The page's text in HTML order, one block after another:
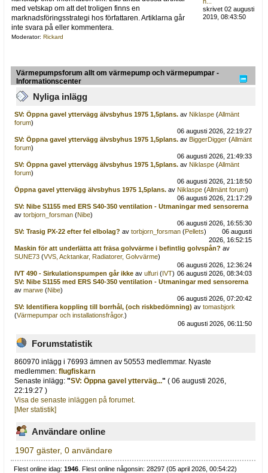
med vetskap om att det troligen finns en
marknadsföringsstrategi hos författaren. Artiklarna går
inte svara på eller kommentera.
Moderator: Rickard
skrivet 02 augusti
2019, 08:43:50
Värmepumpsforum allt om värmepump och värmepumpar -
Informationscenter
Nyliga inlägg
SV: Öppna gavel yttervägg älvsbyhus 1975 1,5plans.av Niklaspe(Allmänt
forum)
06 augusti 2026, 22:19:27
SV: Öppna gavel yttervägg älvsbyhus 1975 1,5plans.av BiggerDigger(Allmänt
forum)
06 augusti 2026, 21:49:33
SV: Öppna gavel yttervägg älvsbyhus 1975 1,5plans.av Niklaspe(Allmänt
forum)
06 augusti 2026, 21:18:50
Öppna gavel yttervägg älvsbyhus 1975 1,5plans.av Niklaspe(Allmänt forum)
06 augusti 2026, 21:17:29
SV: Nibe S1155 med ERS S40-350 ventilation - Utmaningar med sensorerna
av torbjorn_forsman(Nibe)
06 augusti 2026, 16:55:30
SV: Trasig PX-22 efter fel elbolag? av torbjorn_forsman(Pellets)
06 augusti
2026, 16:52:15
Maskin för att underlätta att fräsa golvvärme i befintlig golvspån? av
SUNE73(VVS, Acktankar, Radiatorer, Golvvärme)
06 augusti 2026, 12:36:24
IVT 490 - Sirkulationspumpen går ikkeav ulfuri(IVT) 06 augusti 2026, 08:34:03
SV: Nibe S1155 med ERS S40-350 ventilation - Utmaningar med sensorerna
av marwe(Nibe)
06 augusti 2026, 07:20:42
SV: Identifiera koppling till borrhål, (och riskbedömning) av tomasbjork
(Värmepumpar och installationsfrågor.)
06 augusti 2026, 06:11:50
Forumstatistik
860970 inlägg i 76993 ämnen av 50553 medlemmar. Nyaste
medlemmen:flugfiskarn
Senaste inlägg:"SV: Öppna gavel ytterväg..." ( 06 augusti 2026,
22:19:27 )
Visa de senaste inläggen på forumet.
[Mer statistik]
Användare online
1907 gäster, 0 användare
Flest online idag:1946 . Flest online någonsin: 28297 (05 april 2026, 00:54:22)